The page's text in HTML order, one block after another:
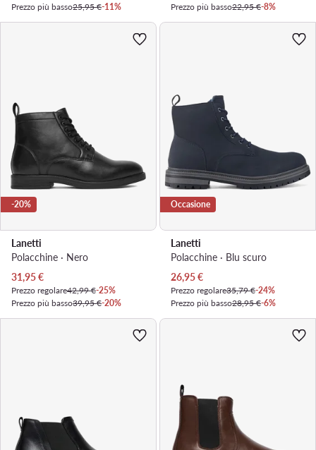
Prezzo più basso25,95 €-11%
Prezzo più basso22,95 €-8%
-20%
Lanetti
Polacchine · Nero
Prezzo attuale
31,95€
Prezzo regolare42,99 €-25%
Prezzo più basso39,95 €-20%
Occasione
Lanetti
Polacchine · Blu scuro
Prezzo attuale
26,95€
Prezzo regolare35,79 €-24%
Prezzo più basso28,95 €-6%